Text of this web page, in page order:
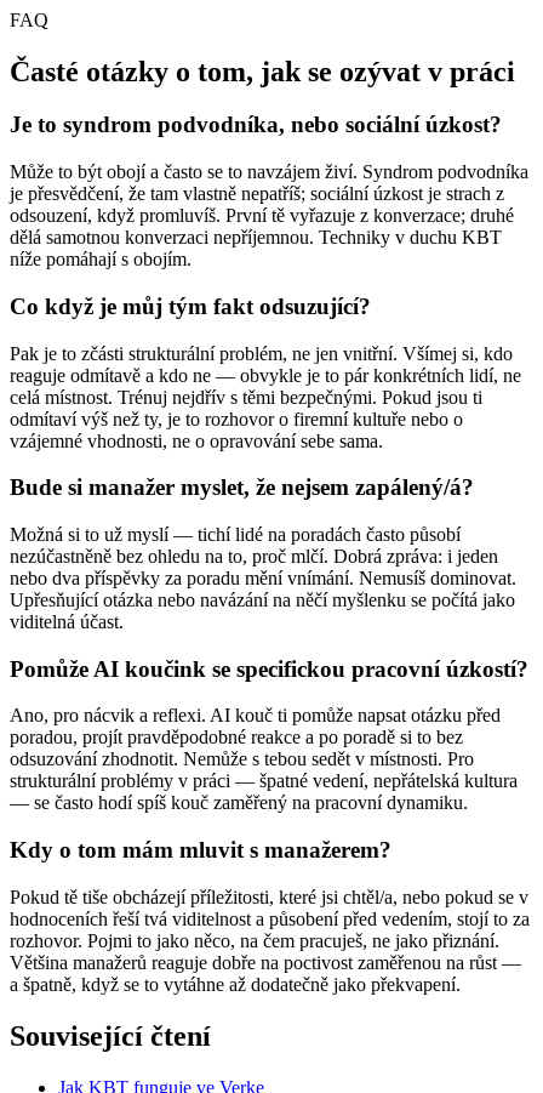
FAQ
Časté otázky o tom, jak se ozývat v práci
Je to syndrom podvodníka, nebo sociální úzkost?
Může to být obojí a často se to navzájem živí. Syndrom podvodníka
je přesvědčení, že tam vlastně nepatříš; sociální úzkost je strach z
odsouzení, když promluvíš. První tě vyřazuje z konverzace; druhé
dělá samotnou konverzaci nepříjemnou. Techniky v duchu KBT
níže pomáhají s obojím.
Co když je můj tým fakt odsuzující?
Pak je to zčásti strukturální problém, ne jen vnitřní. Všímej si, kdo
reaguje odmítavě a kdo ne — obvykle je to pár konkrétních lidí, ne
celá místnost. Trénuj nejdřív s těmi bezpečnými. Pokud jsou ti
odmítaví výš než ty, je to rozhovor o firemní kultuře nebo o
vzájemné vhodnosti, ne o opravování sebe sama.
Bude si manažer myslet, že nejsem zapálený/á?
Možná si to už myslí — tichí lidé na poradách často působí
nezúčastněně bez ohledu na to, proč mlčí. Dobrá zpráva: i jeden
nebo dva příspěvky za poradu mění vnímání. Nemusíš dominovat.
Upřesňující otázka nebo navázání na něčí myšlenku se počítá jako
viditelná účast.
Pomůže AI koučink se specifickou pracovní úzkostí?
Ano, pro nácvik a reflexi. AI kouč ti pomůže napsat otázku před
poradou, projít pravděpodobné reakce a po poradě si to bez
odsuzování zhodnotit. Nemůže s tebou sedět v místnosti. Pro
strukturální problémy v práci — špatné vedení, nepřátelská kultura
— se často hodí spíš kouč zaměřený na pracovní dynamiku.
Kdy o tom mám mluvit s manažerem?
Pokud tě tiše obcházejí příležitosti, které jsi chtěl/a, nebo pokud se v
hodnoceních řeší tvá viditelnost a působení před vedením, stojí to za
rozhovor. Pojmi to jako něco, na čem pracuješ, ne jako přiznání.
Většina manažerů reaguje dobře na poctivost zaměřenou na růst —
a špatně, když se to vytáhne až dodatečně jako překvapení.
Související čtení
Jak KBT funguje ve Verke